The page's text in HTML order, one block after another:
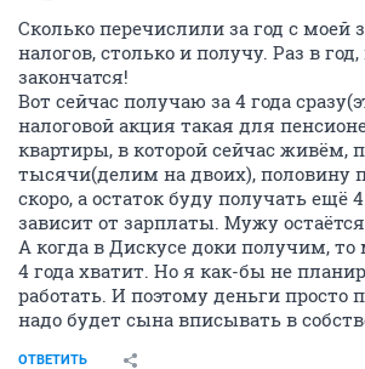
Сколько перечислили за год с моей
налогов, столько и получу. Раз в год,
закончатся!
Вот сейчас получаю за 4 года
налоговой акция такая для
квартиры, в которой сейчас живём,
тысячи(делим на двоих), половину
скоро, а остаток буду получать ещё
зависит от зарплаты. Мужу остаётся
А когда в Дискусе доки получим,
4 года хватит. Но я как-бы не
работать. И поэтому деньги просто
надо будет сына вписывать в
ОТВЕТИТЬ